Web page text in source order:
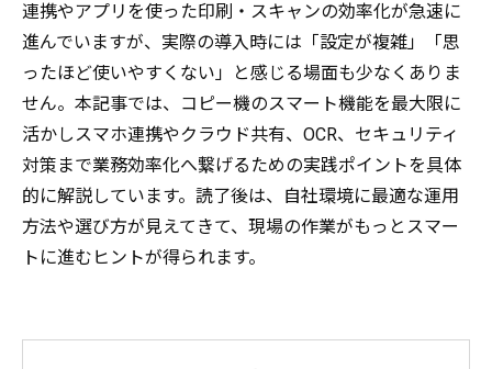
連携やアプリを使った印刷・スキャンの効率化が急速に
進んでいますが、実際の導入時には「設定が複雑」「思
ったほど使いやすくない」と感じる場面も少なくありま
せん。本記事では、コピー機のスマート機能を最大限に
活かしスマホ連携やクラウド共有、OCR、セキュリティ
対策まで業務効率化へ繋げるための実践ポイントを具体
的に解説しています。読了後は、自社環境に最適な運用
方法や選び方が見えてきて、現場の作業がもっとスマー
トに進むヒントが得られます。